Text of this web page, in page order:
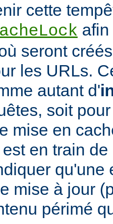
cette
seront
les URLs.
autant d'
soit
mise en
en train
qu'une
mise à jour
périmé